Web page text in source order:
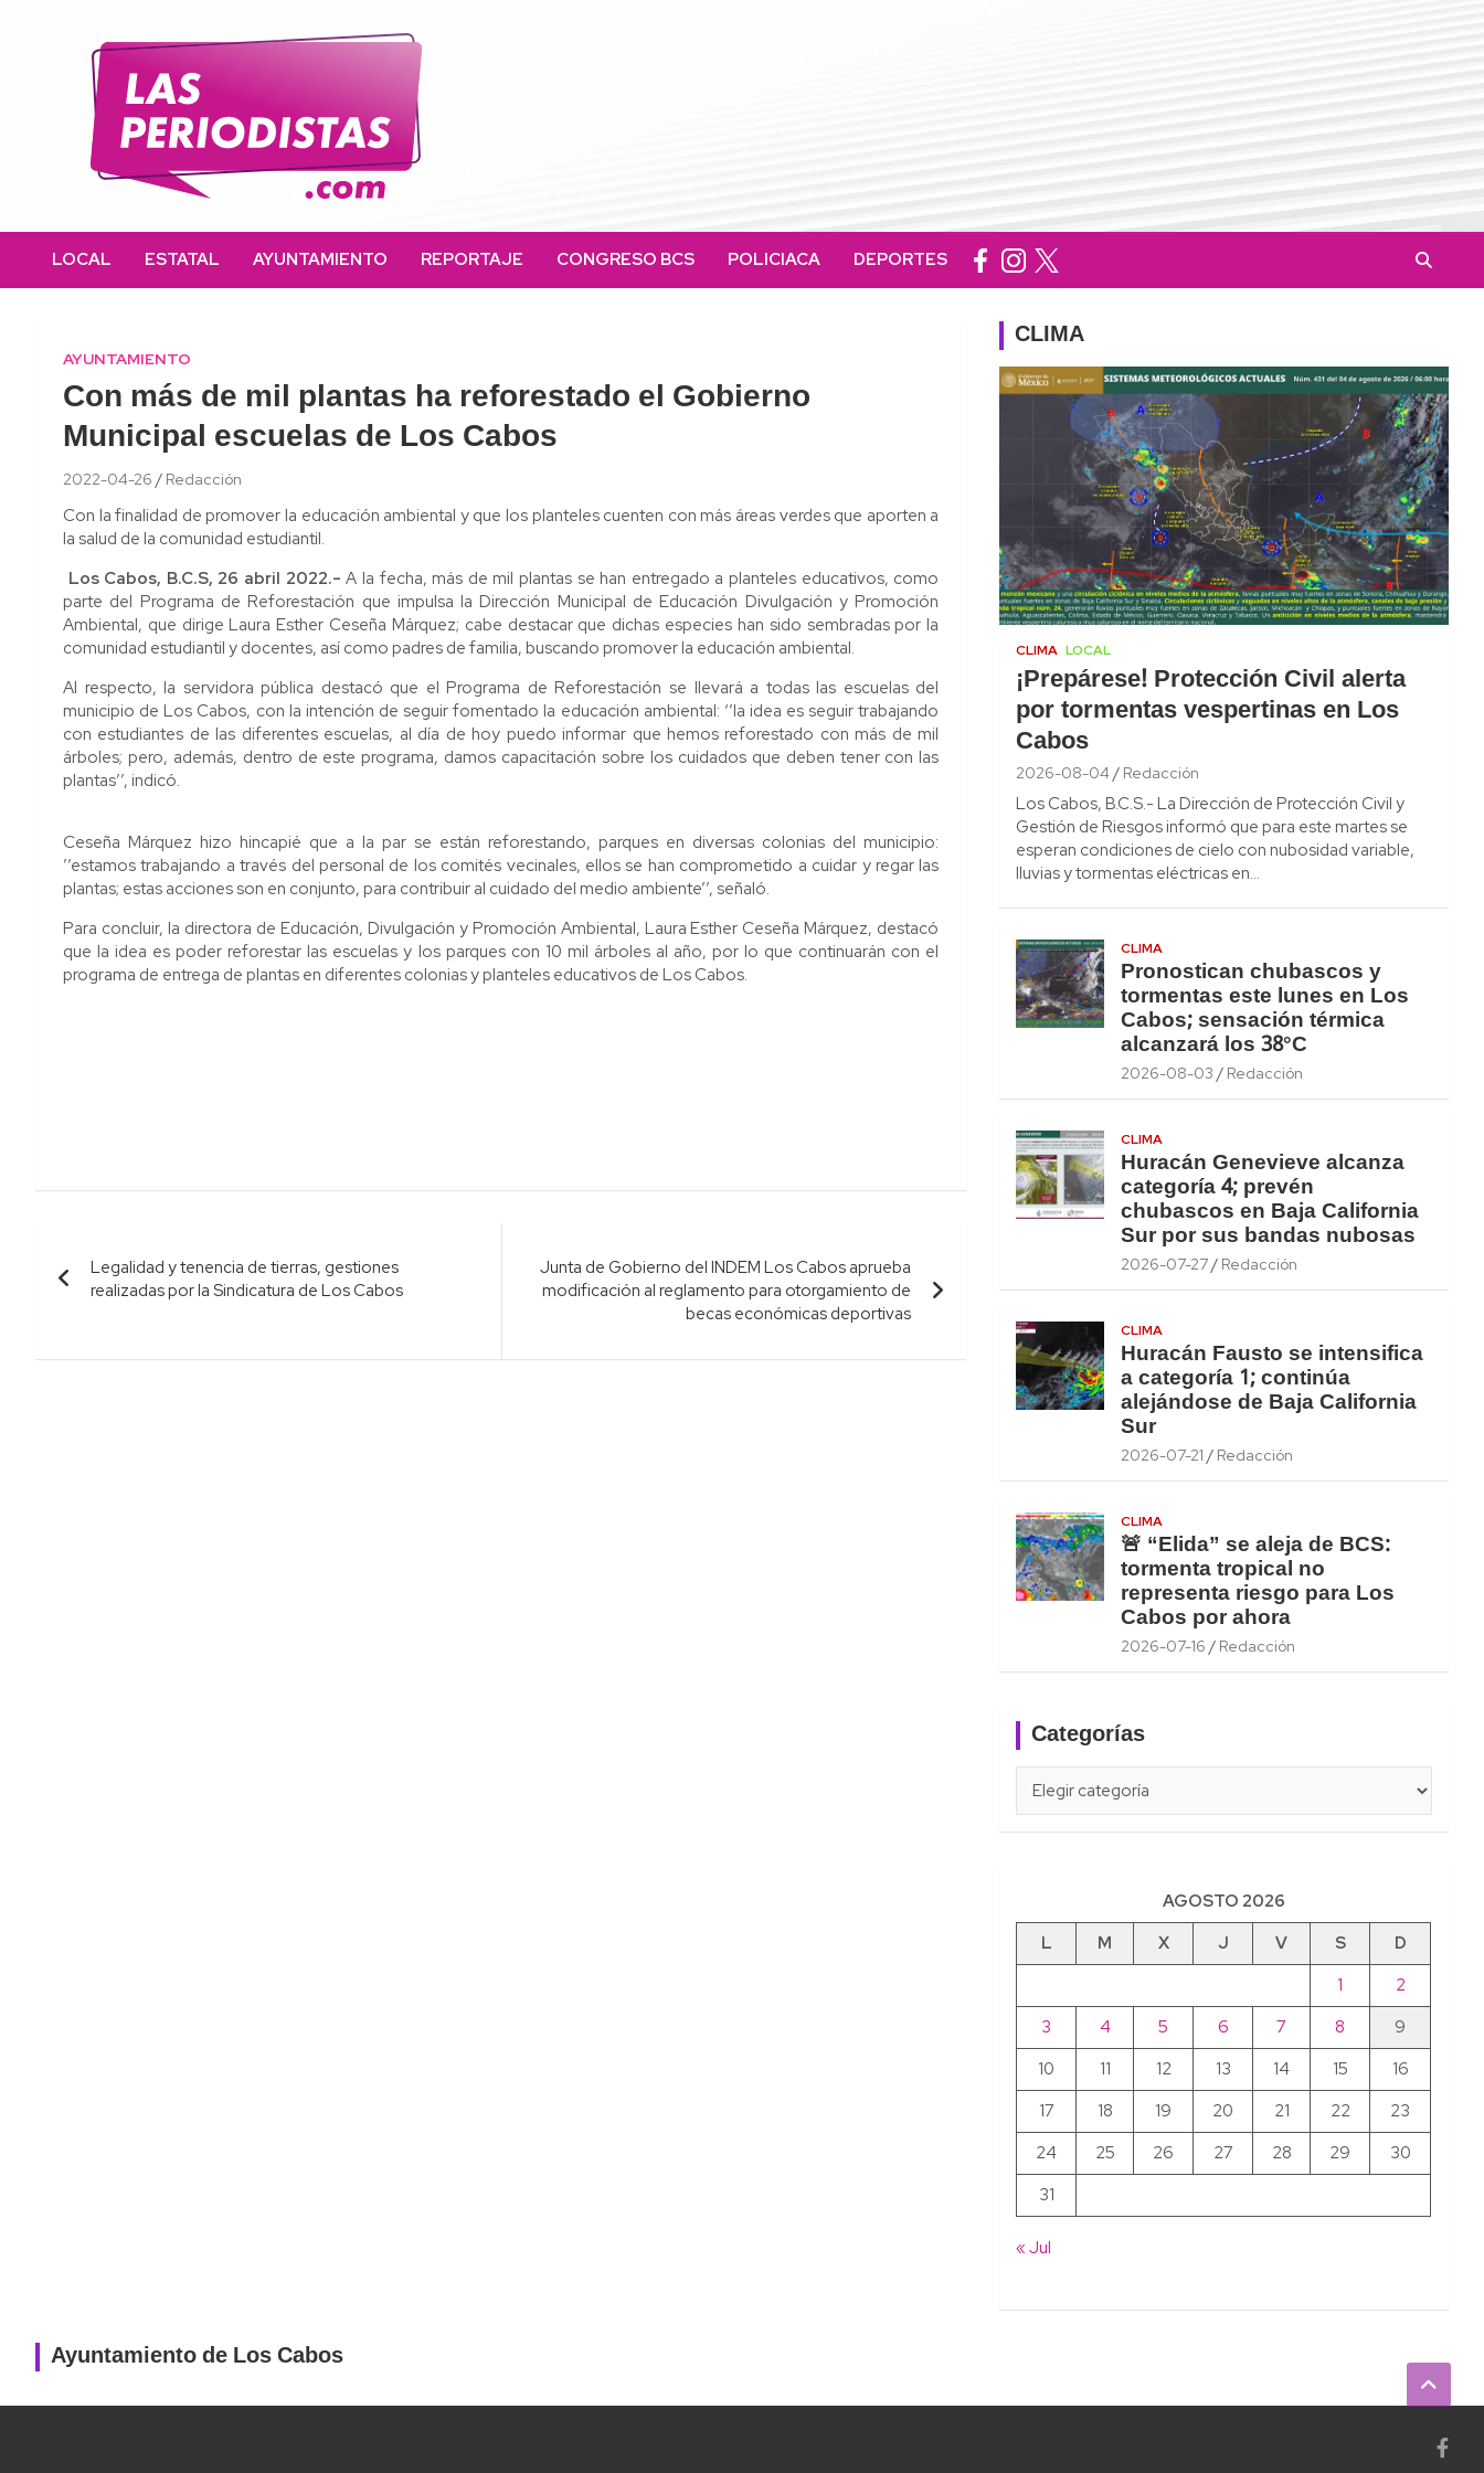
Las Periodistas
informado a la población.
LOCAL
ESTATAL AYUNTAMIENTO REPORTAJE CONGRESO BCS POLICIACA DEPORTES
AYUNTAMIENTO
Con más de mil plantas ha reforestado el Gobierno
Municipal escuelas de Los Cabos
2022-04-26 Redacción
Con la finalidad de promover la educación ambiental y que los planteles cuenten con más áreas verdes que aporten a
la salud de la comunidad estudiantil.
Los Cabos, B.C.S, 26 abril 2022.- A la fecha, más de mil plantas se han entregado a planteles educativos, como
parte del Programa de Reforestación que impulsa la Dirección Municipal de Educación Divulgación y Promoción
Ambiental, que dirige Laura Esther Ceseña Márquez; cabe destacar que dichas especies han sido sembradas por la
comunidad estudiantil y docentes, así como padres de familia, buscando promover la educación ambiental.
Al respecto, la servidora pública destacó que el Programa de Reforestación se llevará a todas las escuelas del
municipio de Los Cabos, con la intención de seguir fomentado la educación ambiental: ‘’la idea es seguir trabajando
con estudiantes de las diferentes escuelas, al día de hoy puedo informar que hemos reforestado con más de mil
árboles; pero, además, dentro de este programa, damos capacitación sobre los cuidados que deben tener con las
plantas’’, indicó.
Ceseña Márquez hizo hincapié que a la par se están reforestando, parques en diversas colonias del municipio:
’’estamos trabajando a través del personal de los comités vecinales, ellos se han comprometido a cuidar y regar las
plantas; estas acciones son en conjunto, para contribuir al cuidado del medio ambiente’’, señaló.
Para concluir, la directora de Educación, Divulgación y Promoción Ambiental, Laura Esther Ceseña Márquez, destacó
que la idea es poder reforestar las escuelas y los parques con 10 mil árboles al año, por lo que continuarán con el
programa de entrega de plantas en diferentes colonias y planteles educativos de Los Cabos.
Navegación
de
Legalidad y tenencia de tierras, gestiones
realizadas por la Sindicatura de Los Cabos
Junta de Gobierno del INDEM Los Cabos aprueba
modificación al reglamento para otorgamiento de
becas económicas deportivas
CLIMA
CLIMA LOCAL
¡Prepárese! Protección Civil alerta
por tormentas vespertinas en Los
Cabos
2026-08-04 Redacción
Los Cabos, B.C.S.- La Dirección de Protección Civil y
Gestión de Riesgos informó que para este martes se
esperan condiciones de cielo con nubosidad variable,
lluvias y tormentas eléctricas en…
CLIMA
Pronostican chubascos y
tormentas este lunes en Los
Cabos; sensación térmica
alcanzará los 38°C
2026-08-03 Redacción
CLIMA
Huracán Genevieve alcanza
categoría 4; prevén
chubascos en Baja California
Sur por sus bandas nubosas
2026-07-27 Redacción
CLIMA
Huracán Fausto se intensifica
a categoría 1; continúa
alejándose de Baja California
Sur
2026-07-21 Redacción
CLIMA
🚨 “Elida” se aleja de BCS:
tormenta tropical no
representa riesgo para Los
Cabos por ahora
2026-07-16 Redacción
Categorías
AGOSTO 2026
L
M X J V S
D
1
2
3
4 5 6 7 8
9
10
11 12 13 14 15
16
17
18 19 20 21 22
23
24
25 26 27 28 29
30
31
« Jul
Ayuntamiento de Los Cabos